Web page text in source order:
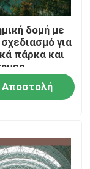
δομή με
για
πάρκα και
Αποστολή